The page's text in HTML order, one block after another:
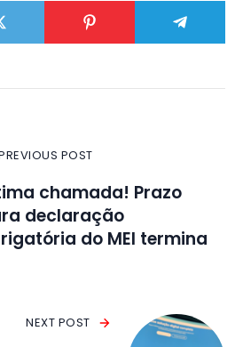
POST
chamada! Prazo
declaração
do MEI termina
NEXT POST